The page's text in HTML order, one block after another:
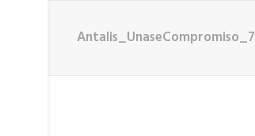
Antalis_UnaseCompromiso_7